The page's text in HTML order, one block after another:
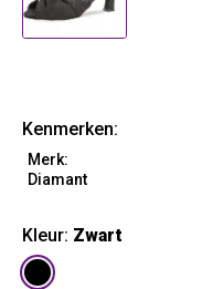
Kenmerken:
Merk:
Diamant
Kleur: Zwart